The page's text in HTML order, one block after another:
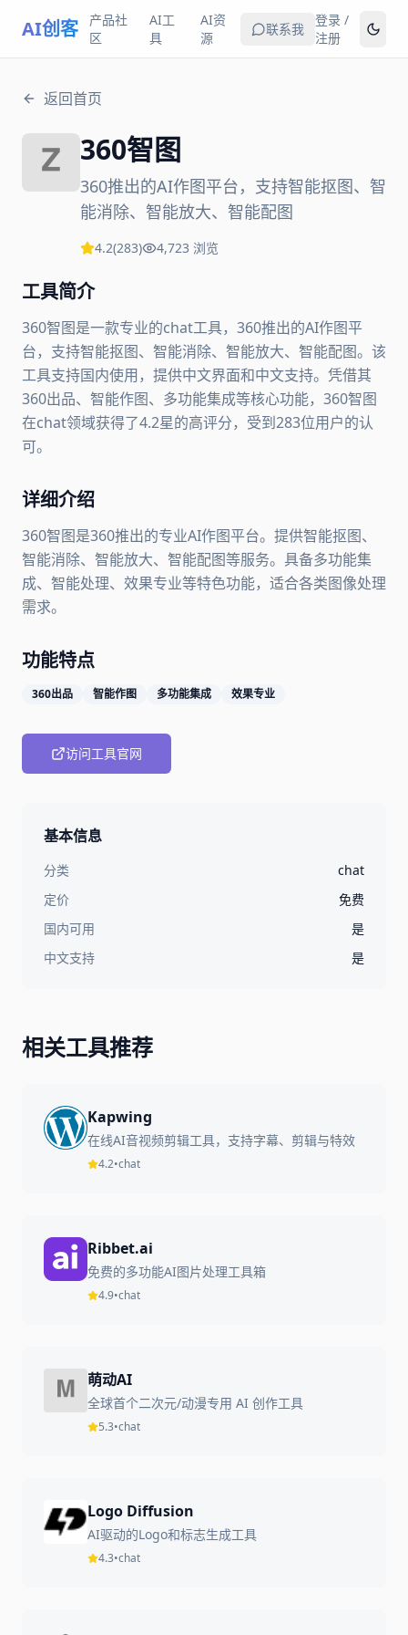
AI创客
产品社
区
AI工
具
AI资
源
联系我
登录 /
注册
返回首页
360智图
360推出的AI作图平台，支持智能抠图、智
能消除、智能放大、智能配图
4.2(283) 4,723 浏览
工具简介
360智图是一款专业的chat工具，360推出的AI作图平
台，支持智能抠图、智能消除、智能放大、智能配图。该
工具支持国内使用，提供中文界面和中文支持。凭借其
360出品、智能作图、多功能集成等核心功能，360智图
在chat领域获得了4.2星的高评分，受到283位用户的认
可。
详细介绍
360智图是360推出的专业AI作图平台。提供智能抠图、
智能消除、智能放大、智能配图等服务。具备多功能集
成、智能处理、效果专业等特色功能，适合各类图像处理
需求。
功能特点
360出品 智能作图 多功能集成 效果专业
访问工具官网
基本信息
分类
chat
定价
免费
国内可用
是
中文支持
是
相关工具推荐
Kapwing
在线AI音视频剪辑工具，支持字幕、剪辑与特效
4.2•chat
Ribbet.ai
免费的多功能AI图片处理工具箱
4.9•chat
萌动AI
全球首个二次元/动漫专用 AI 创作工具
5.3•chat
Logo Diffusion
AI驱动的Logo和标志生成工具
4.3•chat